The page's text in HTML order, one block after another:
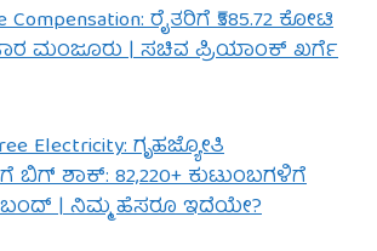
Compensation: ರೈತರಿಗೆ ₹585.72 ಕೋಟಿ
ಮಂಜೂರು | ಸಚಿವ ಪ್ರಿಯಾಂಕ್ ಖರ್ಗೆ
Electricity: ಗೃಹಜ್ಯೋತಿ
ಶಾಕ್: 82,220+ ಕುಟುಂಬಗಳಿಗೆ
| ನಿಮ್ಮ ಹೆಸರೂ ಇದೆಯೇ?